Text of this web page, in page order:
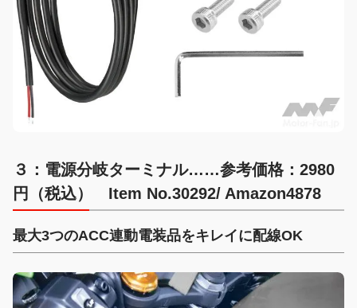
３：電源分岐ターミナル……参考価格：2980
円（税込） Item No.30292/ Amazon4878
最大3つのACC連動電装品をキレイに配線OK